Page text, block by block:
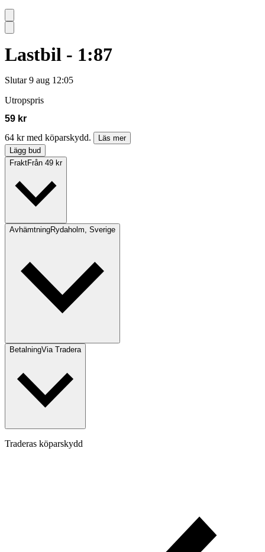
Lastbil - 1:87
Slutar 9 aug 12:05
Utropspris
59 kr
64 kr med köparskydd.
Läs mer
Lägg bud
FraktFrån 49 kr
AvhämtningRydaholm, Sverige
BetalningVia Tradera
Traderas köparskydd